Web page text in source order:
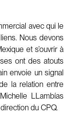
avec qui le
Nous devons
et s’ouvrir à
ont des atouts
envoie un signal
la relation entre
LLambías
du CPQ.